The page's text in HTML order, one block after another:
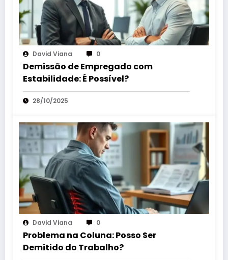
David Viana 0
Demissão de Empregado com
Estabilidade: É Possível?
28/10/2025
David Viana 0
Problema na Coluna: Posso Ser
Demitido do Trabalho?